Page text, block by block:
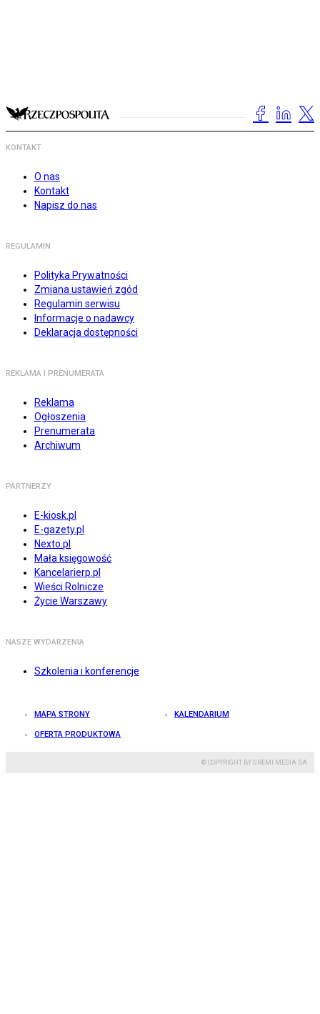
KONTAKT
O nas
Kontakt
Napisz do nas
REGULAMIN
Polityka Prywatności
Zmiana ustawień zgód
Regulamin serwisu
Informacje o nadawcy
Deklaracja dostępności
REKLAMA I PRENUMERATA
Reklama
Ogłoszenia
Prenumerata
Archiwum
PARTNERZY
E-kiosk.pl
E-gazety.pl
Nexto.pl
Mała księgowość
Kancelarierp.pl
Wieści Rolnicze
Życie Warszawy
NASZE WYDARZENIA
Szkolenia i konferencje
MAPA STRONY KALENDARIUM
OFERTA PRODUKTOWA
© COPYRIGHT BY GREMI MEDIA SA